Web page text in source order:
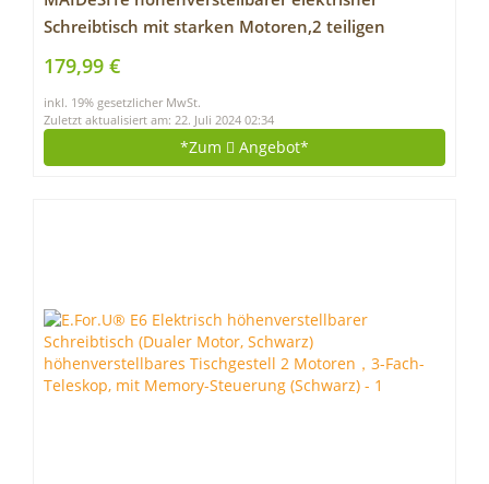
Schreibtisch mit starken Motoren,2 teiligen
Beinen sowie auch 4 Memory-Steuerung und
Kollisionschutz Funktion(Schwarz)
179,99 €
inkl. 19% gesetzlicher MwSt.
Zuletzt aktualisiert am: 22. Juli 2024 02:34
*Zum Angebot*